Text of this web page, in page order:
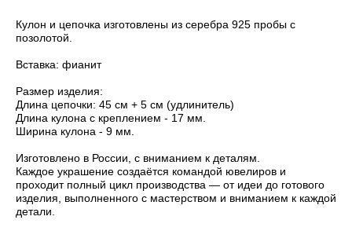
Кулон и цепочка изготовлены из серебра 925 пробы с
позолотой.
Вставка: фианит
Размер изделия:
Длина цепочки: 45 см + 5 см (удлинитель)
Длина кулона с креплением - 17 мм.
Ширина кулона - 9 мм.
Изготовлено в России, с вниманием к деталям.
Каждое украшение создаётся командой ювелиров и
проходит полный цикл производства — от идеи до готового
изделия, выполненного с мастерством и вниманием к каждой
детали.